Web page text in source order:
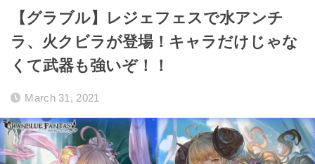
【グラブル】レジェフェスで水アンチ
ラ、火クビラが登場！キャラだけじゃな
くて武器も強いぞ！！
March 31, 2021